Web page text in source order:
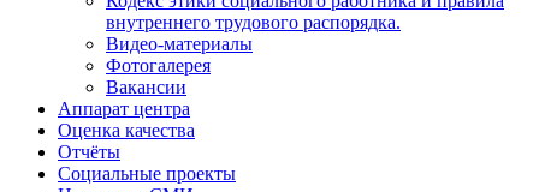
внутреннего трудового распорядка.
Видео-материалы
Фотогалерея
Вакансии
Аппарат центра
Оценка качества
Отчёты
Социальные проекты